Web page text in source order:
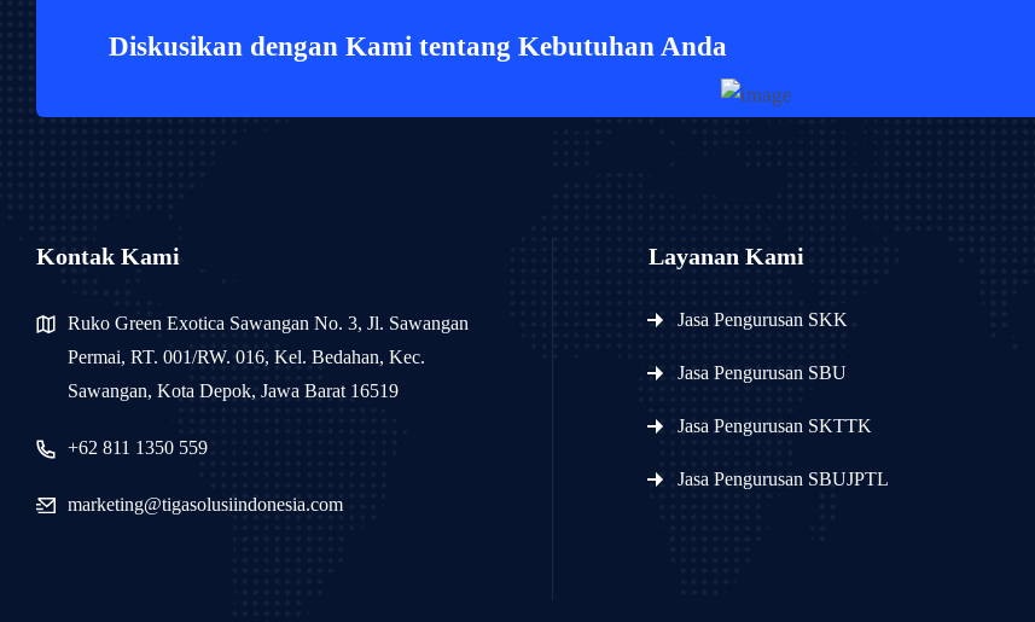
Diskusikan dengan Kami tentang Kebutuhan Anda
Kontak Kami
Ruko Green Exotica Sawangan No. 3, Jl. Sawangan
Permai, RT. 001/RW. 016, Kel. Bedahan, Kec.
Sawangan, Kota Depok, Jawa Barat 16519
+62 811 1350 559
marketing@tigasolusiindonesia.com
Layanan Kami
Jasa Pengurusan SKK
Jasa Pengurusan SBU
Jasa Pengurusan SKTTK
Jasa Pengurusan SBUJPTL